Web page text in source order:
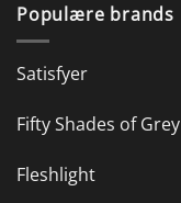
Populære brands
Satisfyer
Fifty Shades of Grey
Fleshlight